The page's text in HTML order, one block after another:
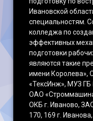
Ивановской
специальностям.
колледжа по
эффективных
подготовки
являются такие
имени Королева»,
«ТексИнж», МУЗ
ОАО
ОКБ г. Иваново,
170, 169 г.